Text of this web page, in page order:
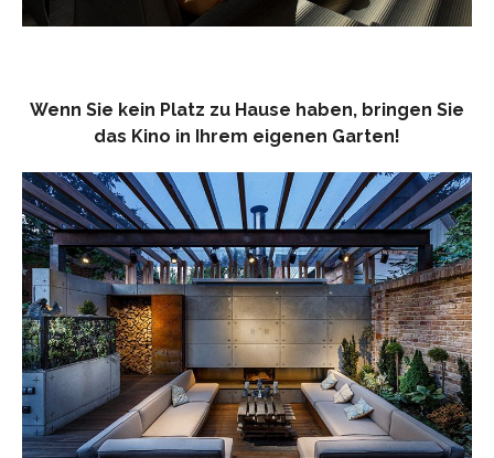
Wenn Sie kein Platz zu Hause haben, bringen Sie
das Kino in Ihrem eigenen Garten!